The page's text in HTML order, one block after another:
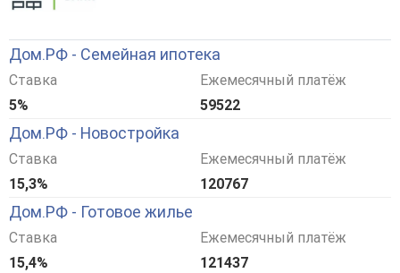
Дом.РФ - Семейная ипотека
Ставка
5%
Ежемесячный платёж
59522
Дом.РФ - Новостройка
Ставка
15,3%
Ежемесячный платёж
120767
Дом.РФ - Готовое жилье
Ставка
15,4%
Ежемесячный платёж
121437